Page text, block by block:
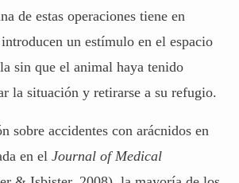
de estas operaciones tiene en
un estímulo en el espacio
sin que el animal haya tenido
la situación y retirarse a su refugio.
sobre accidentes con arácnidos en
en el Journal of Medical